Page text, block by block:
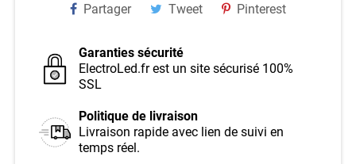
Partager Tweet Pinterest
Garanties sécurité
ElectroLed.fr est un site sécurisé 100%
SSL
Politique de livraison
Livraison rapide avec lien de suivi en
temps réel.